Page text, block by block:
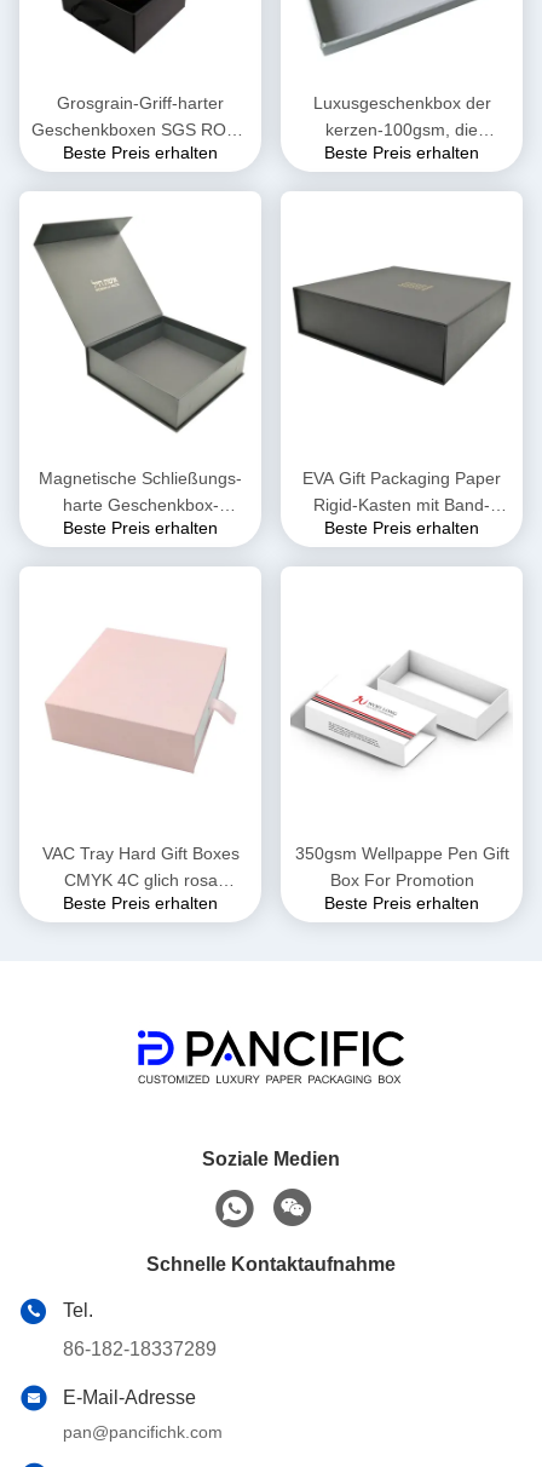
Grosgrain-Griff-harter
Geschenkboxen SGS ROHS
Flip Top Gift Box
Beste Preis erhalten
Luxusgeschenkbox der
kerzen-100gsm, die
wässrige Beschichtung
Beste Preis erhalten
Magnetische Schließungs-
harte Geschenkbox-
wässrige Beschichtung
Beste Preis erhalten
EVA Gift Packaging Paper
Rigid-Kasten mit Band-
glatter Laminierung
Beste Preis erhalten
VAC Tray Hard Gift Boxes
CMYK 4C glich rosa
magnetischen Kasten aus
Beste Preis erhalten
350gsm Wellpappe Pen Gift
Box For Promotion
Beste Preis erhalten
Soziale Medien
Schnelle Kontaktaufnahme
Tel.
86-182-18337289
E-Mail-Adresse
pan@pancifichk.com